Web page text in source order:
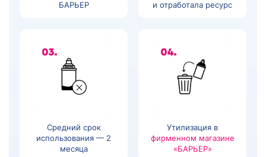
БАРЬЕР и отработала ресурс
Средний срок
использования — 2
месяца
Утилизация в
фирменном магазине
«БАРЬЕР»